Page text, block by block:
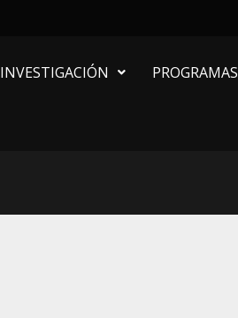
INVESTIGACIÓN PROGRAMAS